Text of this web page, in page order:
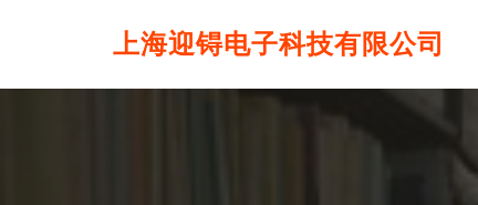
上海迎锝电子科技有限公司